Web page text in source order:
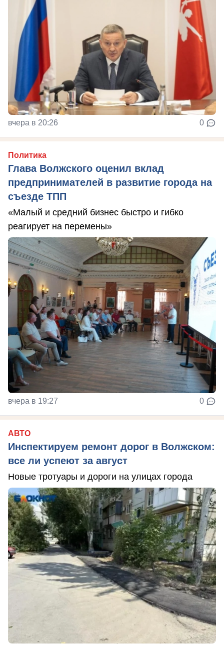
вчера в 20:26 0
Политика
Глава Волжского оценил вклад
предпринимателей в развитие города на
съезде ТПП
«Малый и средний бизнес быстро и гибко
реагирует на перемены»
вчера в 19:27 0
АВТО
Инспектируем ремонт дорог в Волжском:
все ли успеют за август
Новые тротуары и дороги на улицах города